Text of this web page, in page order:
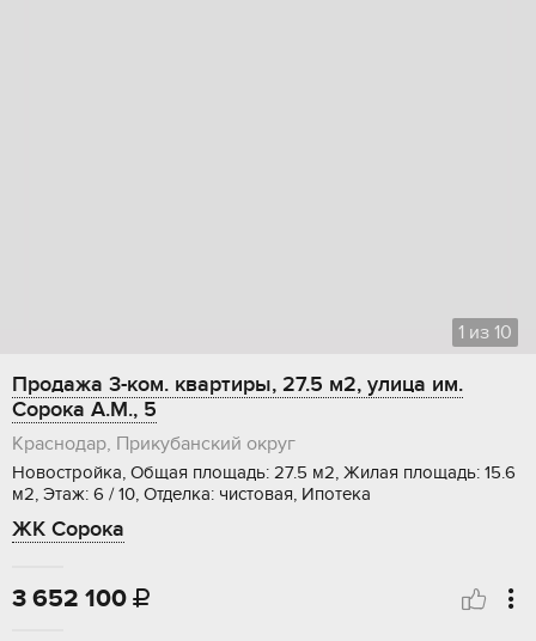
1 из 10
Продажа 3-ком. квартиры, 27.5 м2, улица им.
Сорока А.М., 5
Краснодар, Прикубанский округ
Новостройка, Общая площадь: 27.5 м2, Жилая площадь: 15.6
м2, Этаж: 6 / 10, Отделка: чистовая, Ипотека
ЖК Сорока
3 652 100 